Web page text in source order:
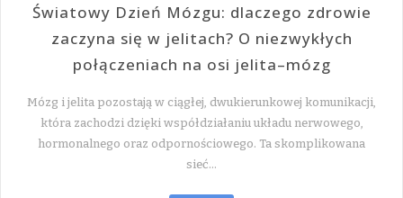
Światowy Dzień Mózgu: dlaczego zdrowie
zaczyna się w jelitach? O niezwykłych
połączeniach na osi jelita–mózg
Mózg i jelita pozostają w ciągłej, dwukierunkowej komunikacji,
która zachodzi dzięki współdziałaniu układu nerwowego,
hormonalnego oraz odpornościowego. Ta skomplikowana
sieć…